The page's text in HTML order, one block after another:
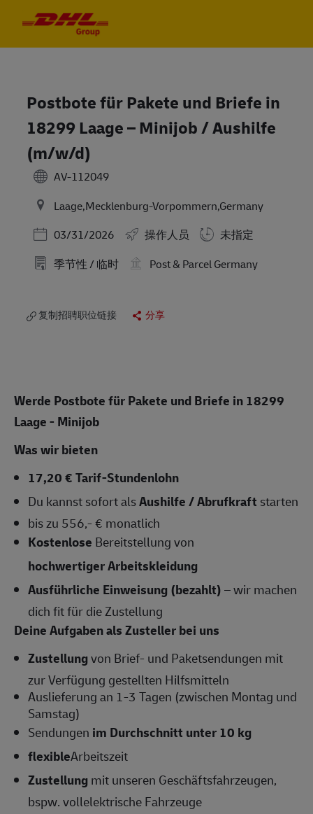
Postbote für Pakete und Briefe in
18299 Laage – Minijob / Aushilfe
(m/w/d)
AV-112049
Laage,Mecklenburg-Vorpommern,Germany
Posted Date
03/31/2026 操作人员
未指定
季节性 / 临时
Post & Parcel Germany
复制招聘职位链接 分享
Werde Postbote für Pakete und Briefe in 18299
Laage - Minijob
Was wir bieten
17,20 € Tarif-Stundenlohn
Du kannst sofort alsAushilfe / Abrufkraft starten
bis zu 556,- € monatlich
Kostenlose Bereitstellung von
hochwertiger Arbeitskleidung
Ausführliche Einweisung (bezahlt)– wir machen
dich fit für die Zustellung
Deine Aufgaben als Zusteller bei uns
Zustellungvon Brief- und Paketsendungen mit
zur Verfügung gestellten Hilfsmitteln
Auslieferung an 1-3 Tagen (zwischen Montag und
Samstag)
Sendungen im Durchschnitt unter 10 kg
flexibleArbeitszeit
Zustellungmit unseren Geschäftsfahrzeugen,
bspw. vollelektrische Fahrzeuge